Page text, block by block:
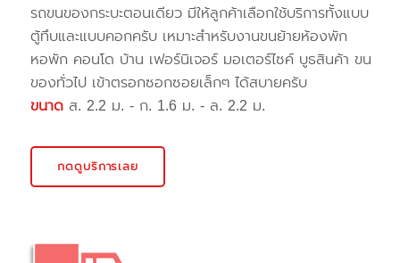
รถขนของกระบะตอนเดียว มีให้ลูกค้าเลือกใช้บริการทั้งแบบ
ตู้ทึบและแบบคอกครับ เหมาะสำหรับงานขนย้ายห้องพัก
หอพัก คอนโด บ้าน เฟอร์นิเจอร์ มอเตอร์ไซค์ บูธสินค้า ขน
ของทั่วไป เข้าตรอกซอกซอยเล็กๆ ได้สบายครับ
ขนาด ส. 2.2 ม. - ก. 1.6 ม. - ล. 2.2 ม.
กดดูบริการเลย